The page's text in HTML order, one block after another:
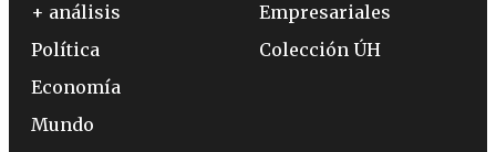
+ análisis
Política
Economía
Mundo
Empresariales
Colección ÚH